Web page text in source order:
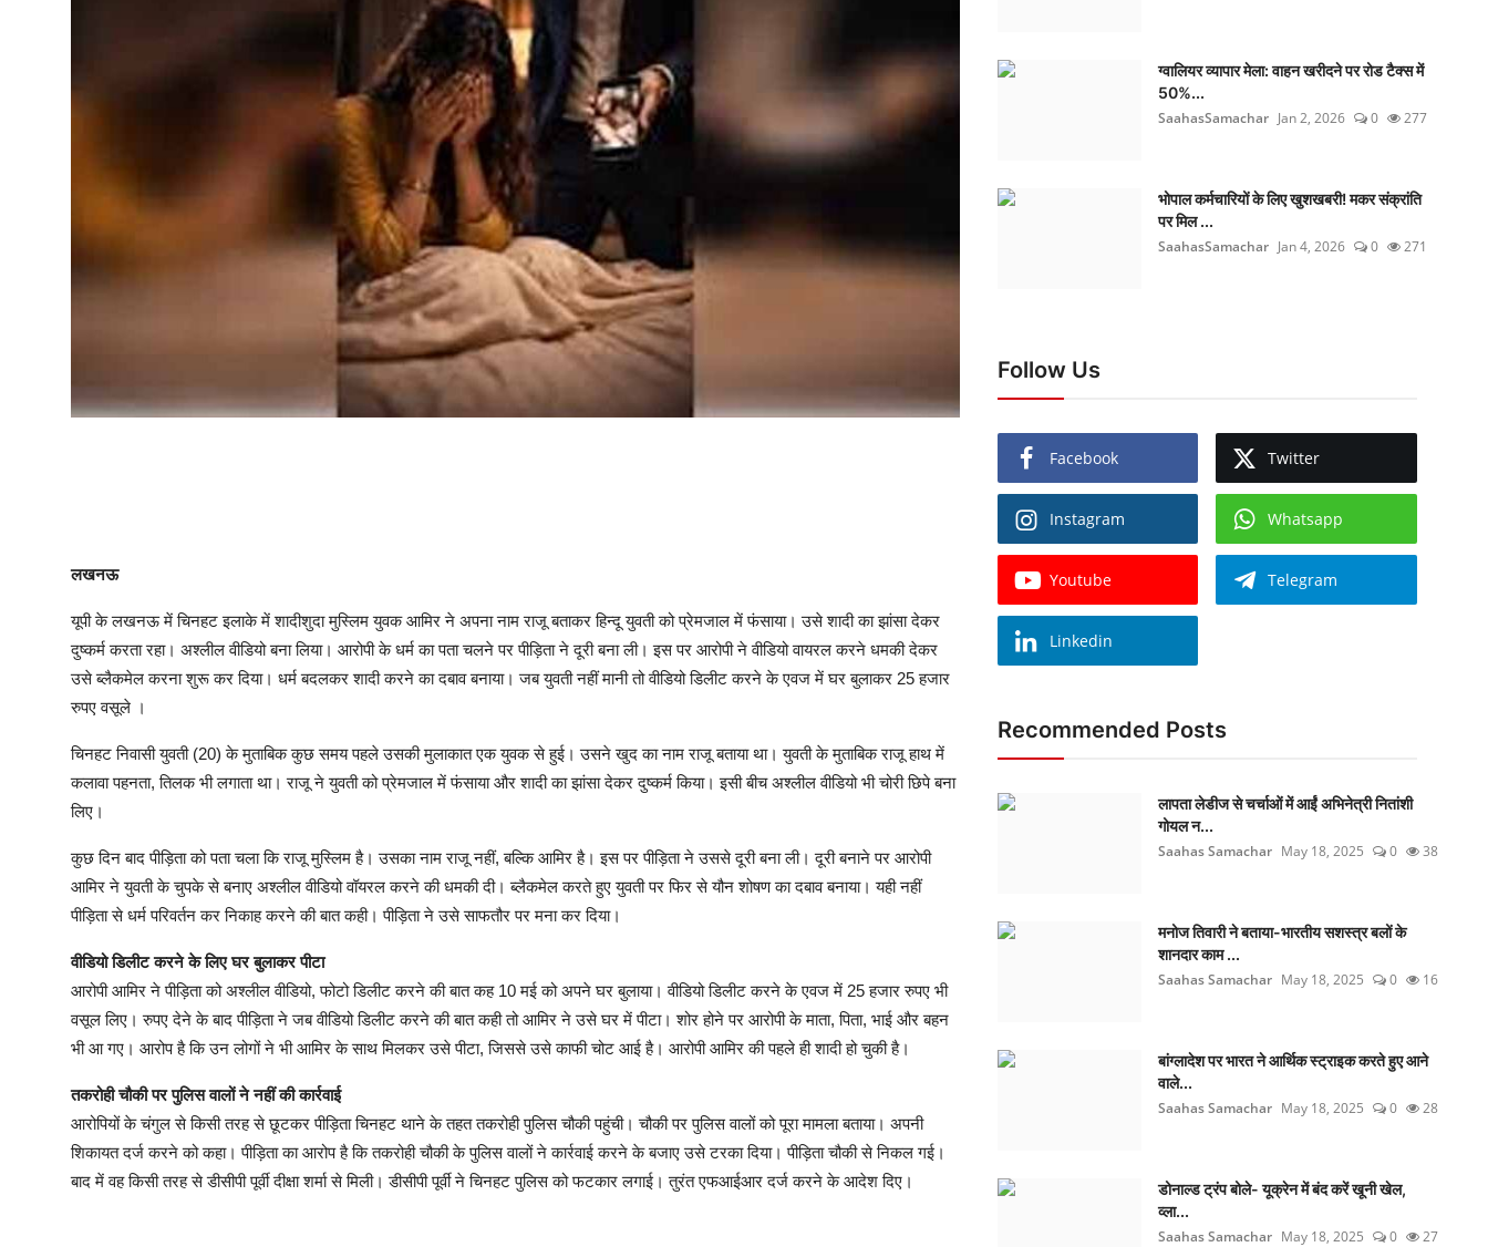
लखनऊ
यूपी के लखनऊ में चिनहट इलाके में शादीशुदा मुस्लिम युवक आमिर ने अपना नाम राजू बताकर हिन्दू युवती को प्रेमजाल में फंसाया। उसे शादी का झांसा देकर
दुष्कर्म करता रहा। अश्लील वीडियो बना लिया। आरोपी के धर्म का पता चलने पर पीड़िता ने दूरी बना ली। इस पर आरोपी ने वीडियो वायरल करने धमकी देकर
उसे ब्लैकमेल करना शुरू कर दिया। धर्म बदलकर शादी करने का दबाव बनाया। जब युवती नहीं मानी तो वीडियो डिलीट करने के एवज में घर बुलाकर 25 हजार
रुपए वसूले ।
चिनहट निवासी युवती (20) के मुताबिक कुछ समय पहले उसकी मुलाकात एक युवक से हुई। उसने खुद का नाम राजू बताया था। युवती के मुताबिक राजू हाथ में
कलावा पहनता, तिलक भी लगाता था। राजू ने युवती को प्रेमजाल में फंसाया और शादी का झांसा देकर दुष्कर्म किया। इसी बीच अश्लील वीडियो भी चोरी छिपे बना
लिए।
कुछ दिन बाद पीड़िता को पता चला कि राजू मुस्लिम है। उसका नाम राजू नहीं, बल्कि आमिर है। इस पर पीड़िता ने उससे दूरी बना ली। दूरी बनाने पर आरोपी
आमिर ने युवती के चुपके से बनाए अश्लील वीडियो वॉयरल करने की धमकी दी। ब्लैकमेल करते हुए युवती पर फिर से यौन शोषण का दबाव बनाया। यही नहीं
पीड़िता से धर्म परिवर्तन कर निकाह करने की बात कही। पीड़िता ने उसे साफतौर पर मना कर दिया।
वीडियो डिलीट करने के लिए घर बुलाकर पीटा
आरोपी आमिर ने पीड़िता को अश्लील वीडियो, फोटो डिलीट करने की बात कह 10 मई को अपने घर बुलाया। वीडियो डिलीट करने के एवज में 25 हजार रुपए भी
वसूल लिए। रुपए देने के बाद पीड़िता ने जब वीडियो डिलीट करने की बात कही तो आमिर ने उसे घर में पीटा। शोर होने पर आरोपी के माता, पिता, भाई और बहन
भी आ गए। आरोप है कि उन लोगों ने भी आमिर के साथ मिलकर उसे पीटा, जिससे उसे काफी चोट आई है। आरोपी आमिर की पहले ही शादी हो चुकी है।
तकरोही चौकी पर पुलिस वालों ने नहीं की कार्रवाई
आरोपियों के चंगुल से किसी तरह से छूटकर पीड़िता चिनहट थाने के तहत तकरोही पुलिस चौकी पहुंची। चौकी पर पुलिस वालों को पूरा मामला बताया। अपनी
शिकायत दर्ज करने को कहा। पीड़िता का आरोप है कि तकरोही चौकी के पुलिस वालों ने कार्रवाई करने के बजाए उसे टरका दिया। पीड़िता चौकी से निकल गई।
बाद में वह किसी तरह से डीसीपी पूर्वी दीक्षा शर्मा से मिली। डीसीपी पूर्वी ने चिनहट पुलिस को फटकार लगाई। तुरंत एफआईआर दर्ज करने के आदेश दिए।
ग्वालियर व्यापार मेला: वाहन खरीदने पर रोड टैक्स में
50%...
SaahasSamachar Jan 2, 2026 0 277
भोपाल कर्मचारियों के लिए खुशखबरी! मकर संक्रांति
पर मिल ...
SaahasSamachar Jan 4, 2026 0 271
Follow Us
Facebook Twitter
Instagram Whatsapp
Youtube Telegram
Linkedin
Recommended Posts
लापता लेडीज से चर्चाओं में आईं अभिनेत्री नितांशी
गोयल न...
Saahas Samachar May 18, 2025 0 38
मनोज तिवारी ने बताया-भारतीय सशस्त्र बलों के
शानदार काम ...
Saahas Samachar May 18, 2025 0 16
बांग्लादेश पर भारत ने आर्थिक स्ट्राइक करते हुए आने
वाले...
Saahas Samachar May 18, 2025 0 28
डोनाल्ड ट्रंप बोले- यूक्रेन में बंद करें खूनी खेल,
व्ला...
Saahas Samachar May 18, 2025 0 27